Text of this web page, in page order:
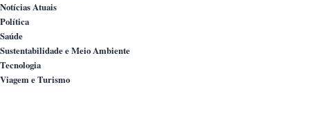
Notícias Atuais
Política
Saúde
Sustentabilidade e Meio Ambiente
Tecnologia
Viagem e Turismo